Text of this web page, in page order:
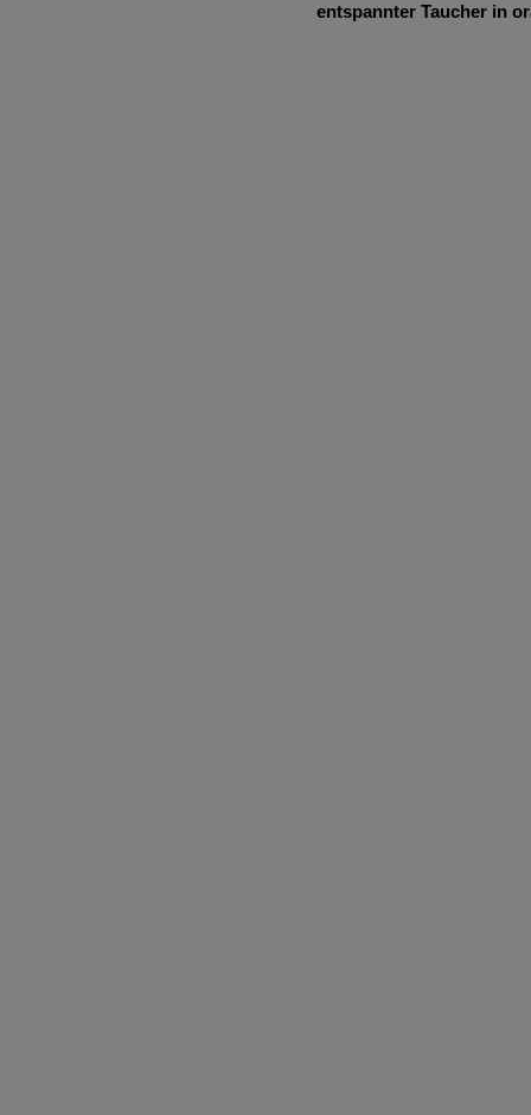
entspannter Taucher in